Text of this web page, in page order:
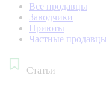
Все продавцы
Заводчики
Приюты
Частные продавцы
Статьи